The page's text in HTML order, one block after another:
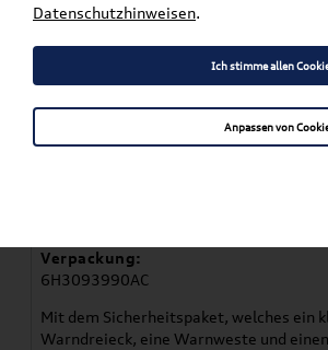
Sicherheitspaket (1
Warndreieck +
großer
6H3093990AC
Verpackung:
6H3093990AC
Mit dem Sicherheitspaket, welches ein
Warndreieck, eine Warnweste und
Datenschutzhinweisen.
Ich stimme allen
Anpassen von